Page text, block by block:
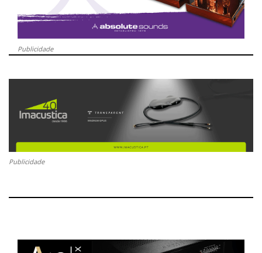
Publicidade
Publicidade